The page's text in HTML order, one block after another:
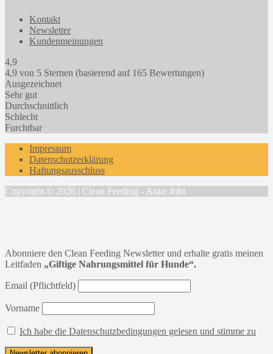
Kontakt
Newsletter
Kundenmeinungen
4,9
4,9 von 5 Sternen (basierend auf 165 Bewertungen)
Ausgezeichnet
Sehr gut
Durchschnittlich
Schlecht
Furchtbar
Impressum
Datenschutzerklärung
Haftungsausschluss
Copyright © 2026 | Clean Feeding - Anke Jobi
Abonniere den Clean Feeding Newsletter und erhalte gratis meinen
Leitfaden „Giftige Nahrungsmittel für Hunde“.
Email (Pflichtfeld)
Vorname
Ich habe die Datenschutzbedingungen gelesen und stimme zu